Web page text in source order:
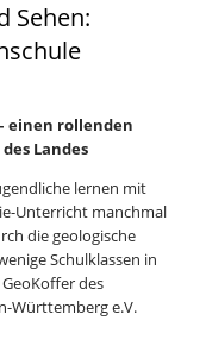
Sehen:
einen rollenden
Landes
lernen mit
Unterricht manchmal
die geologische
Schulklassen in
des
Württemberg e.V.